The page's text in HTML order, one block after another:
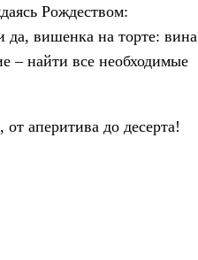
Рождеством:
да, вишенка на торте: вина
– найти все необходимые
аперитива до десерта!